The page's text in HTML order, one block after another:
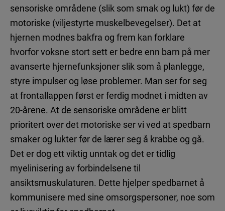
sensoriske områdene (slik som smak og lukt) før de
motoriske (viljestyrte muskelbevegelser). Det at
hjernen modnes bakfra og frem kan forklare
hvorfor voksne stort sett er bedre enn barn på mer
avanserte hjernefunksjoner slik som å planlegge,
styre impulser og løse problemer. Man ser for seg
at frontallappen først er ferdig modnet i midten av
20-årene. At de sensoriske områdene er blitt
prioritert over det motoriske ser vi ved at spedbarn
smaker og lukter før de lærer seg å krabbe og gå.
Det er dog ett viktig unntak og det er tidlig
myelinisering av forbindelsene til
ansiktsmuskulaturen. Dette hjelper spedbarnet å
kommunisere med sine omsorgspersoner, noe som